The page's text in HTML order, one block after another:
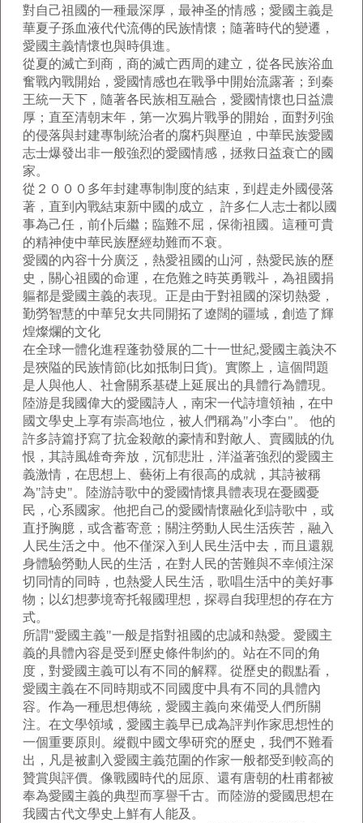
對自己祖國的一種最深厚，最神圣的情感；愛國主義是
華夏子孫血液代代流傳的民族情懷；隨著時代的變遷，
愛國主義情懷也與時俱進。
從夏的滅亡到商，商的滅亡西周的建立，從各民族浴血
奮戰內戰開始，愛國情感也在戰爭中開始流露著；到秦
王統一天下，隨著各民族相互融合，愛國情懷也日益濃
厚；直至清朝末年，第一次鴉片戰爭的開始，面對列強
的侵落與封建專制統治者的腐朽與壓迫，中華民族愛國
志士爆發出非一般強烈的愛國情感，拯救日益衰亡的國
家。
從２０００多年封建專制制度的結束，到趕走外國侵落
著，直到內戰結束新中國的成立， 許多仁人志士都以國
事為己任，前仆后繼；臨難不屈，保衛祖國。這種可貴
的精神使中華民族歷經劫難而不衰。
愛國的內容十分廣泛，熱愛祖國的山河，熱愛民族的歷
史，關心祖國的命運，在危難之時英勇戰斗，為祖國捐
軀都是愛國主義的表現。正是由于對祖國的深切熱愛，
勤勞智慧的中華兒女共同開拓了遼闊的疆域，創造了輝
煌燦爛的文化
在全球一體化進程蓬勃發展的二十一世紀,愛國主義決不
是狹隘的民族情節(比如抵制日貨)。實際上，這個問題
是人與他人、社會關系基礎上延展出的具體行為體現。
陸游是我國偉大的愛國詩人，南宋一代詩壇領袖，在中
國文學史上享有崇高地位，被人們稱為"小李白"。 他的
許多詩篇抒寫了抗金殺敵的豪情和對敵人、賣國賊的仇
恨，其詩風雄奇奔放，沉郁悲壯，洋溢著強烈的愛國主
義激情，在思想上、藝術上有很高的成就，其詩被稱
為"詩史"。陸游詩歌中的愛國情懷具體表現在憂國憂
民，心系國家。他把自己的愛國情懷融化到詩歌中，或
直抒胸臆，或含蓄寄意；關注勞動人民生活疾苦，融入
人民生活之中。他不僅深入到人民生活中去，而且還親
身體驗勞動人民的生活，在對人民的苦難與不幸傾注深
切同情的同時，也熱愛人民生活，歌唱生活中的美好事
物；以幻想夢境寄托報國理想，探尋自我理想的存在方
式。
所謂"愛國主義"一般是指對祖國的忠誠和熱愛。愛國主
義的具體內容是受到歷史條件制約的。站在不同的角
度，對愛國主義可以有不同的解釋。從歷史的觀點看，
愛國主義在不同時期或不同國度中具有不同的具體內
容。作為一種思想傳統，愛國主義向來備受人們所關
注。在文學領域，愛國主義早已成為評判作家思想性的
一個重要原則。縱觀中國文學研究的歷史，我們不難看
出，凡是被劃入愛國主義范圍的作家一般都受到較高的
贊賞與評價。像戰國時代的屈原、還有唐朝的杜甫都被
奉為愛國主義的典型而享譽千古。而陸游的愛國思想在
我國古代文學史上鮮有人能及。